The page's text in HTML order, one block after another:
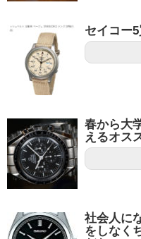
セイコー
春から大
えるオス
社会人に
をしなく